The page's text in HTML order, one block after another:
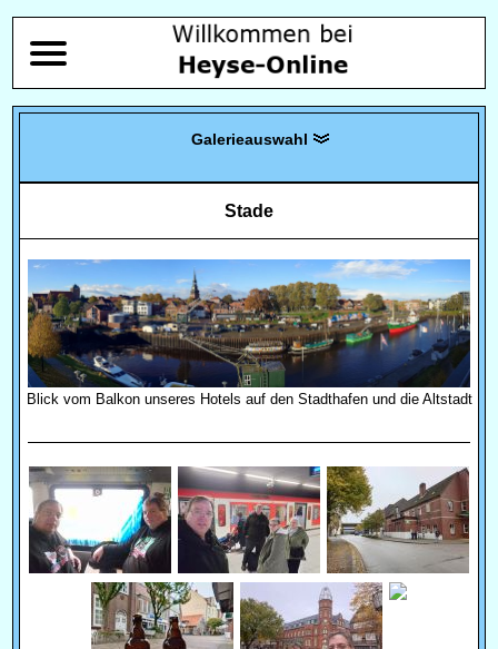
Stade
Blick vom Balkon unseres Hotels auf den Stadthafen und die Altstadt